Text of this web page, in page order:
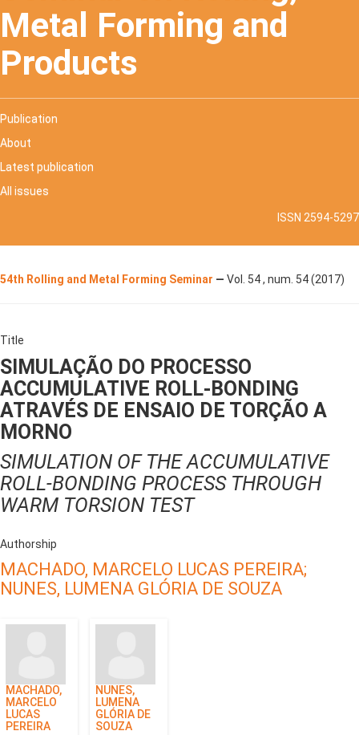
Metal Forming and
Products
Publication
About
Latest publication
All issues
ISSN 2594-5297
54th Rolling and Metal Forming Seminar — Vol. 54 , num. 54 (2017)
Title
SIMULAÇÃO DO PROCESSO
ACCUMULATIVE ROLL-BONDING
ATRAVÉS DE ENSAIO DE TORÇÃO A
MORNO
SIMULATION OF THE ACCUMULATIVE
ROLL-BONDING PROCESS THROUGH
WARM TORSION TEST
Authorship
MACHADO, MARCELO LUCAS PEREIRA;
NUNES, LUMENA GLÓRIA DE SOUZA
MACHADO,
MARCELO
LUCAS
PEREIRA
NUNES,
LUMENA
GLÓRIA DE
SOUZA